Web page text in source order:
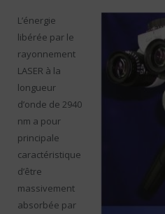
L’énergie
libérée par le
rayonnement
LASER à la
longueur
d’onde de 2940
nm a pour
principale
caractéristique
d’être
massivement
absorbée par